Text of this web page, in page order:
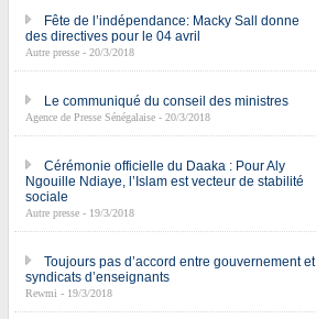
Fête de l’indépendance: Macky Sall donne
des directives pour le 04 avril
Autre presse - 20/3/2018
Le communiqué du conseil des ministres
Agence de Presse Sénégalaise - 20/3/2018
Cérémonie officielle du Daaka : Pour Aly
Ngouille Ndiaye, l’Islam est vecteur de stabilité
sociale
Autre presse - 19/3/2018
Toujours pas d’accord entre gouvernement et
syndicats d’enseignants
Rewmi - 19/3/2018